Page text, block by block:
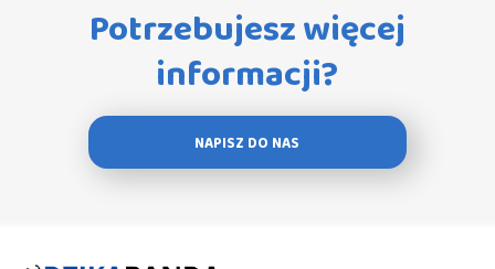
Potrzebujesz więcej
informacji?
NAPISZ DO NAS